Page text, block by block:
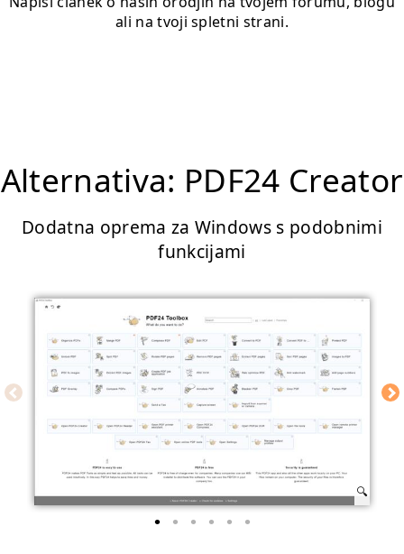
ali na tvoji spletni strani.
Alternativa: PDF24 Creator
Dodatna oprema za Windows s podobnimi
funkcijami